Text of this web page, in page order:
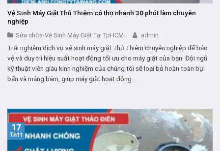
Vệ Sinh Máy Giặt Thủ Thiêm có thợ nhanh 30 phút làm chuyên
nghiệp
Sửa chữa-Vệ Sinh Máy Giặt Tại TpHCM admin
Trải nghiệm dịch vụ vệ sinh máy giặt Thủ Thiêm chuyên nghiệp để bảo
vệ và duy trì hiệu suất hoạt động tối ưu cho máy giặt của bạn. Đội ngũ
kỹ thuật viên giàu kinh nghiệm của chúng tôi sẽ loại bỏ hoàn toàn bụi
bẩn và mảng bám, giúp máy giặt hoạt động ...
17
Th11